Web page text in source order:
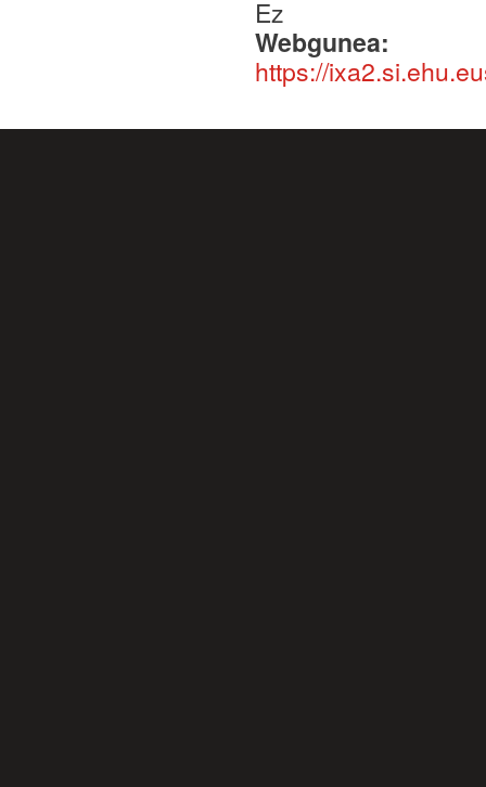
Ez
Webgunea:
https://